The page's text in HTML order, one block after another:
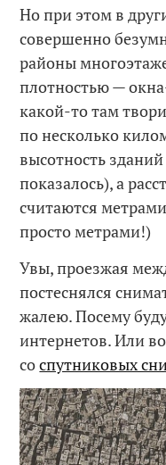
Но при этом в
совершенно
районы
плотностью —
какой-то там
по несколько
высотность
показалось), а
считаются
просто метрами!)
Увы, проезжая
постеснялся
жалею. Посему
интернетов. Или
соспутниковых